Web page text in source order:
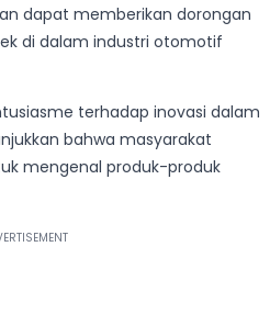
dapat memberikan dorongan
di dalam industri otomotif
terhadap inovasi dalam
bahwa masyarakat
mengenal produk-produk